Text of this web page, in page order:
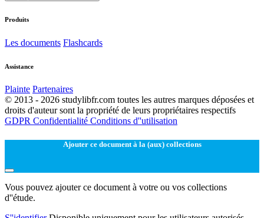
Produits
Les documents Flashcards
Assistance
Plainte Partenaires
© 2013 - 2026 studylibfr.com toutes les autres marques déposées et
droits d'auteur sont la propriété de leurs propriétaires respectifs
GDPR Confidentialité Conditions d''utilisation
Ajouter ce document à la (aux) collections
Vous pouvez ajouter ce document à votre ou vos collections
d''étude.